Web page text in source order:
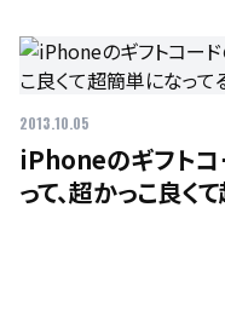
2013.10.05
iPhoneのギフトコ
って、超かっこ良く